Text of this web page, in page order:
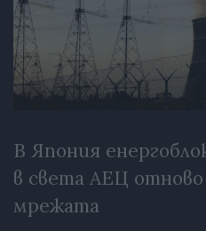
В Япония
в света АЕЦ
мрежата